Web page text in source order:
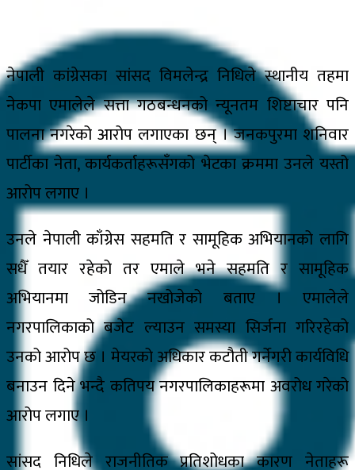
नेपाली कांग्रेसका सांसद विमलेन्द्र निधिले स्थानीय तहमा
नेकपा एमालेले सत्ता गठबन्धनको न्यूनतम शिष्टाचार पनि
पालना नगरेको आरोप लगाएका छन् । जनकपुरमा शनिवार
पार्टीका नेता, कार्यकर्ताहरूसँगको भेटका क्रममा उनले यस्तो
आरोप लगाए ।
उनले नेपाली काँग्रेस सहमति र सामूहिक अभियानको लागि
सधैँ तयार रहेको तर एमाले भने सहमति र सामूहिक
अभियानमा जोडिन नखोजेको बताए । एमालेले
नगरपालिकाको बजेट ल्याउन समस्या सिर्जना गरिरहेको
उनको आरोप छ । मेयरको अधिकार कटौती गर्नेगरी कार्यविधि
बनाउन दिने भन्दै कतिपय नगरपालिकाहरूमा अवरोध गरेको
आरोप लगाए ।
सांसद निधिले राजनीतिक प्रतिशोधका कारण नेताहरू